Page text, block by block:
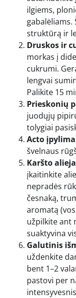
ilgiems,
gabalėliams.
struktūrą ir
Druskos ir
morkas į
cukrumi.
lengvai
Palikite 15
Prieskonių
juodųjų
tolygiai
Acto
švelnaus
Karšto
įkaitinkite
nepradės
česnaką,
aromatą
užpilkite ant
suaktyvina
Galutinis
uždenkite
bent 1–2
pastovi per